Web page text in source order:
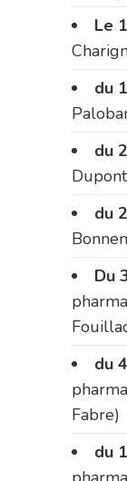
Le
du
du
du
Du
du
Fabre)
du